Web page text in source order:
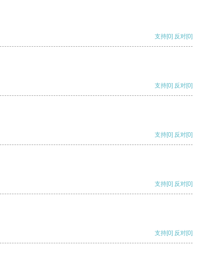
支持[0] 反对[0]
支持[0] 反对[0]
支持[0] 反对[0]
支持[0] 反对[0]
支持[0] 反对[0]